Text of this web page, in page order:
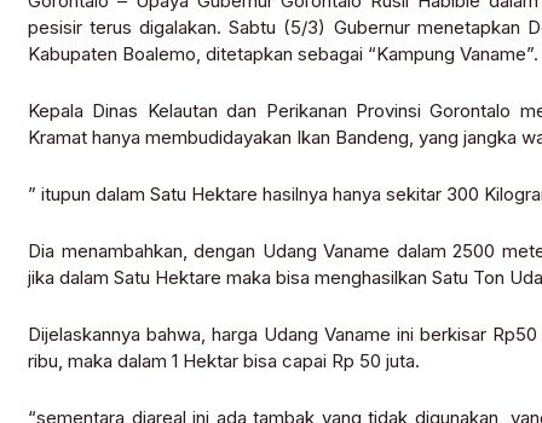
pesisir terus digalakan. Sabtu (5/3) Gubernur menetapkan
Kabupaten Boalemo, ditetapkan sebagai “Kampung Vaname”.
Kepala Dinas Kelautan dan Perikanan Provinsi Gorontalo
Kramat hanya membudidayakan Ikan Bandeng, yang jangka
” itupun dalam Satu Hektare hasilnya hanya sekitar 300
Dia menambahkan, dengan Udang Vaname dalam 2500
jika dalam Satu Hektare maka bisa menghasilkan Satu Ton
Dijelaskannya bahwa, harga Udang Vaname ini berkisar
ribu, maka dalam 1 Hektar bisa capai Rp 50 juta.
“sementara diareal ini ada tambak yang tidak digunakan,